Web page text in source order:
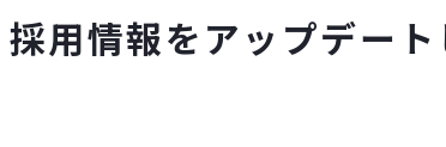
採用情報をアップデート